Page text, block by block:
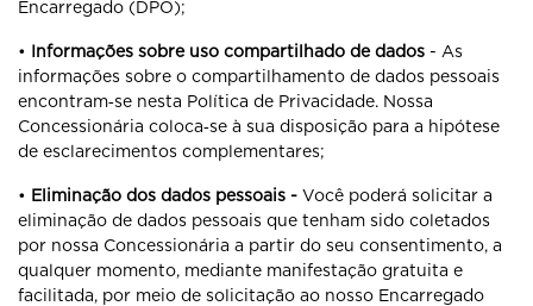
Encarregado (DPO);
• Informações sobre uso compartilhado de dados - As
informações sobre o compartilhamento de dados pessoais
encontram‐se nesta Política de Privacidade. Nossa
Concessionária coloca‐se à sua disposição para a hipótese
de esclarecimentos complementares;
• Eliminação dos dados pessoais - Você poderá solicitar a
eliminação de dados pessoais que tenham sido coletados
por nossa Concessionária a partir do seu consentimento, a
qualquer momento, mediante manifestação gratuita e
facilitada, por meio de solicitação ao nosso Encarregado